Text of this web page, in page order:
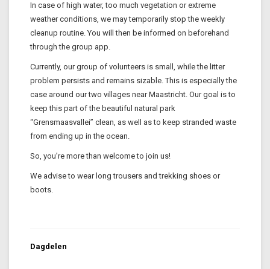
In case of high water, too much vegetation or extreme
weather conditions, we may temporarily stop the weekly
cleanup routine. You will then be informed on beforehand
through the group app.
Currently, our group of volunteers is small, while the litter
problem persists and remains sizable. This is especially the
case around our two villages near Maastricht. Our goal is to
keep this part of the beautiful natural park
“Grensmaasvallei” clean, as well as to keep stranded waste
from ending up in the ocean.
So, you’re more than welcome to join us!
We advise to wear long trousers and trekking shoes or
boots.
Dagdelen